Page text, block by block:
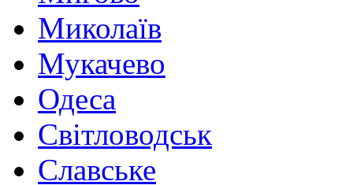
Миколаїв
Мукачево
Одеса
Світловодськ
Славське